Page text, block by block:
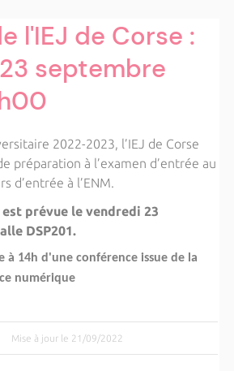
l'IEJ de Corse :
septembre
2022-2023, l’IEJ de Corse
préparation à l’examen d’entrée au
d’entrée à l’ENM.
est prévue le vendredi 23
DSP201.
à 14h d'une conférence issue de la
numérique
Mise à jour le 21/09/2022